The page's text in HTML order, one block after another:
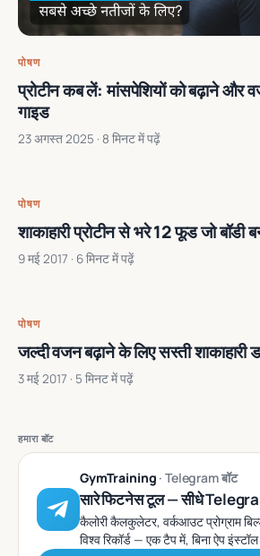
पोषण
प्रोटीन कब लें: मांसपेशियों को बढ़ाने और
गाइड
23 अगस्त 2025 · 8 मिनट में पढ़ें
पोषण
शाकाहारी प्रोटीन से भरे 12 फूड जो बॉडी
9 मई 2017 · 6 मिनट में पढ़ें
पोषण
जल्दी वजन बढ़ाने के लिए सस्ती शाकाहारी
3 मई 2017 · 5 मिनट में पढ़ें
हमारा बॉट
GymTraining · Telegram बॉट
सारे फिटनेस टूल — सीधे
कैलोरी कैलकुलेटर, वर्कआउट प्रोग्राम
विश्व रिकॉर्ड — एक टैप में, बिना ऐप